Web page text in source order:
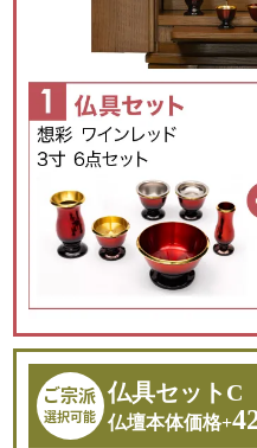
ご宗派
選択可能
仏具セットC
仏壇本体価格+